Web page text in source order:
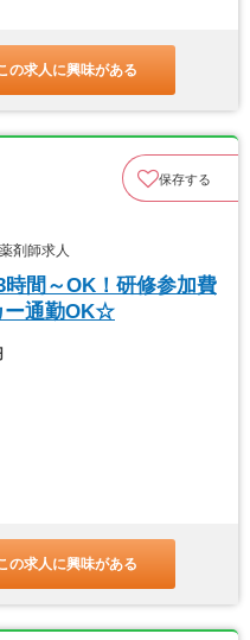
の求人に興味がある
保存する
剤師求人
時間～OK！研修参加費
ー通勤OK☆
の求人に興味がある